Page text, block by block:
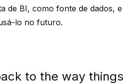
de BI, como fonte de dados, e
lo no futuro.
to the way things